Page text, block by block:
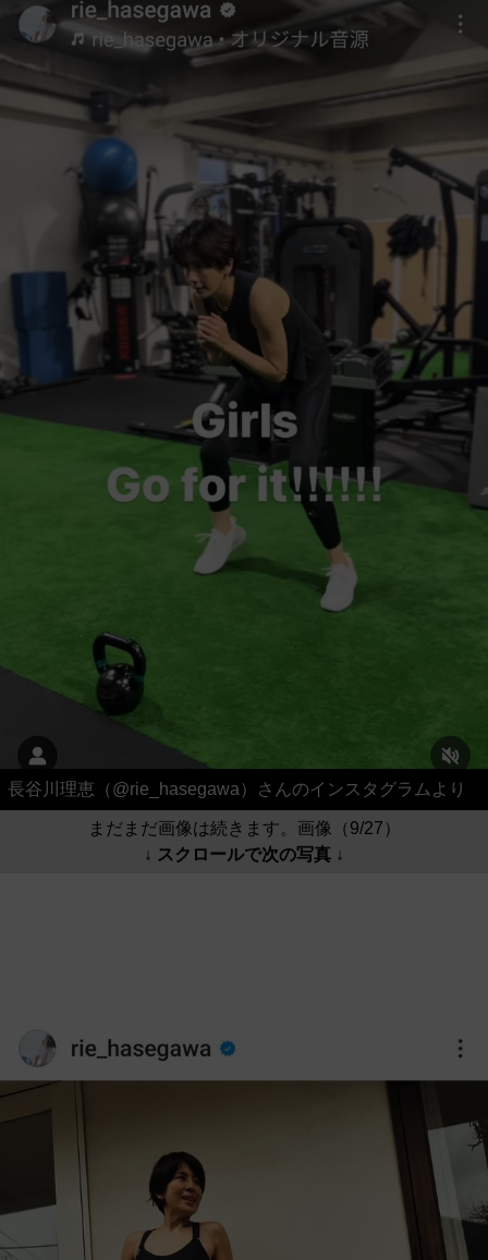
長谷川理恵（@rie_hasegawa）さんのインスタグラムより
まだまだ画像は続きます。画像（9/27）
↓ スクロールで次の写真 ↓